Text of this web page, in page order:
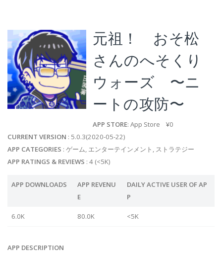
元祖！ おそ松
さんのへそくり
ウォーズ 〜ニ
ートの攻防〜
APP STORE: App Store ¥0
CURRENT VERSION : 5.0.3(2020-05-22)
APP CATEGORIES : ゲーム, エンターテインメント, ストラテジー
APP RATINGS & REVIEWS : 4 (<5K)
APP DOWNLOADS
APP REVENU
E
DAILY ACTIVE USER OF AP
P
6.0K 80.0K <5K
APP DESCRIPTION